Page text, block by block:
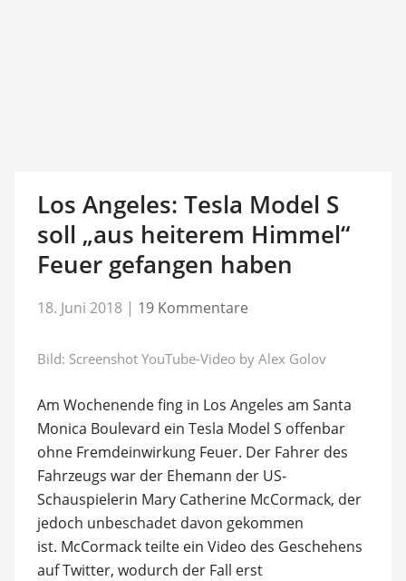
Los Angeles: Tesla Model S
soll „aus heiterem Himmel“
Feuer gefangen haben
18. Juni 2018 | 19 Kommentare
Bild: Screenshot YouTube-Video by Alex Golov
Am Wochenende fing in Los Angeles am Santa
Monica Boulevard ein Tesla Model S offenbar
ohne Fremdeinwirkung Feuer. Der Fahrer des
Fahrzeugs war der Ehemann der US-
Schauspielerin Mary Catherine McCormack, der
jedoch unbeschadet davon gekommen
ist. McCormack teilte ein Video des Geschehens
auf Twitter, wodurch der Fall erst